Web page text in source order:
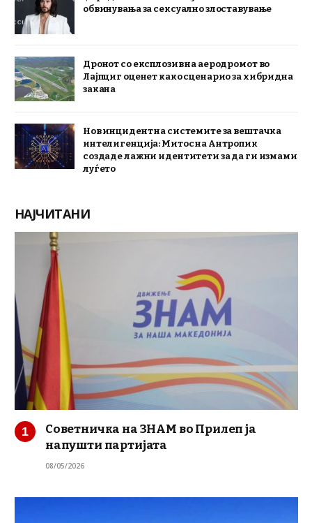
обвинувања за сексуално злоставување
Дронот со експлозив на аеродромот во
Лајпциг оценет како сценарио за хибридна
закана
Нов инцидент на системите за вештачка
интелигенција: Митос на Антропик
создаде лажни идентитети за да ги измами
луѓето
НАЈЧИТАНИ
Советничка на ЗНАМ во Прилеп ја
напушти партијата
08/05/2026